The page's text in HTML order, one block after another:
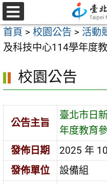
跳
至
主
要
容
選
單
首頁 > 校園公告 > 活動
及科技中心114學年度
校園公告
公告主旨
臺北市日
年度教育
發佈日期
2025 年
發佈單位
設備組